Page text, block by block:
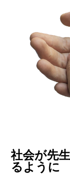
社会が先
るように